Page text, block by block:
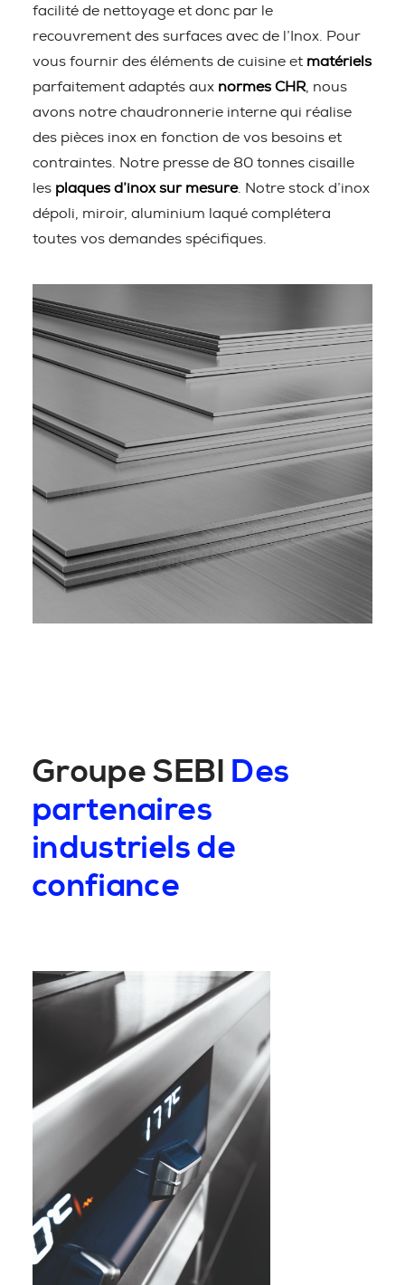
facilité de nettoyage et donc par le
recouvrement des surfaces avec de l’Inox. Pour
vous fournir des éléments de cuisine et matériels
parfaitement adaptés aux normes CHR , nous
avons notre chaudronnerie interne qui réalise
des pièces inox en fonction de vos besoins et
contraintes. Notre presse de 80 tonnes cisaille
les plaques d’inox sur mesure. Notre stock d’inox
dépoli, miroir, aluminium laqué complétera
toutes vos demandes spécifiques.
Groupe SEBI Des
partenaires
industriels de
confiance